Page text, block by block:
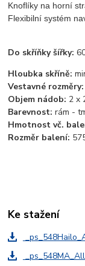
Knoflíky na horní
Flexibilní systém
Do skříňky šířky:
Hloubka skříně:
Vestavné rozměry:
Objem nádob: 2 x
Barevnost: rám -
Hmotnost vč.
Rozměr balení:
Ke stažení